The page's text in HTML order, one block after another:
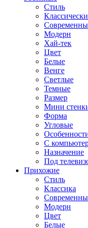
Стиль
Модерн
Хай-тек
Цвет
Белые
Венге
Светлые
Темные
Размер
Мини
Форма
Угловые
С
Назначение
Под
Прихожие
Стиль
Классика
Модерн
Цвет
Белые